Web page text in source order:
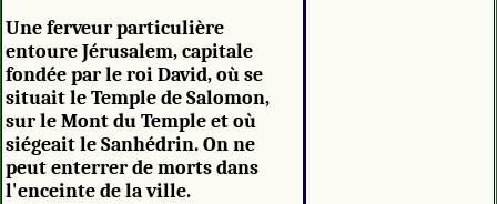
Une ferveur particulière
entoure Jérusalem, capitale
fondée par le roi David, où se
situait le Temple de Salomon,
sur le Mont du Temple et où
siégeait le Sanhédrin. On ne
peut enterrer de morts dans
l'enceinte de la ville.